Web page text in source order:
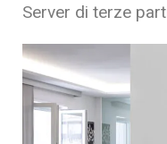
Server di terze